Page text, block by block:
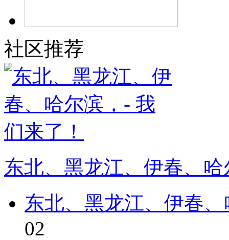
社区推荐
东北、黑龙江、伊春、
东北、黑龙江、伊春
02